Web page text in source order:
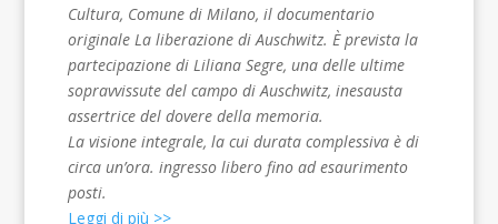
Cultura, Comune di Milano, il documentario
originale La liberazione di Auschwitz. È prevista la
partecipazione di Liliana Segre, una delle ultime
sopravvissute del campo di Auschwitz, inesausta
assertrice del dovere della memoria.
La visione integrale, la cui durata complessiva è di
circa un’ora. ingresso libero fino ad esaurimento
posti.
Leggi di più >>